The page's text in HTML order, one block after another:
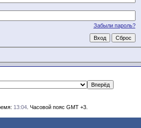
Забыли пароль?
13:04 . Часовой пояс GMT +3.